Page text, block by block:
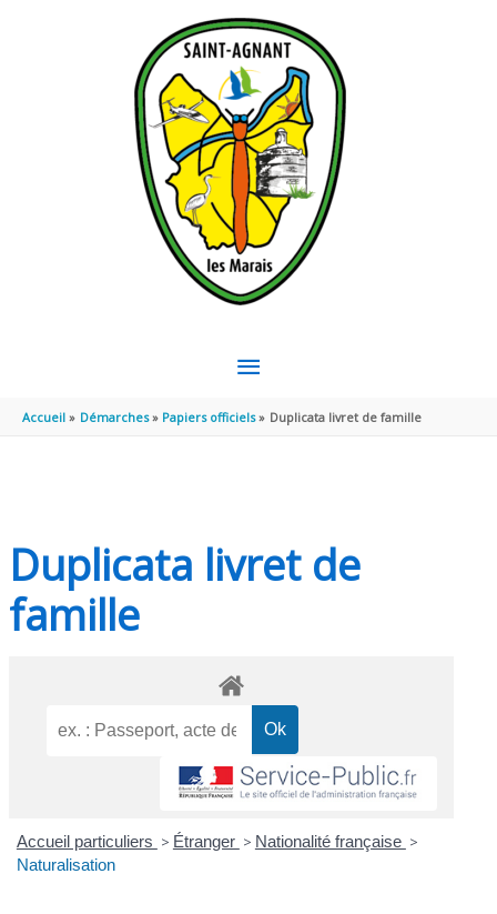
MENU
PRINCIPAL
Accueil Démarches Papiers officiels Duplicata livret de famille
Duplicata livret de
famille
Accueil particuliers > Étranger > Nationalité française >
Naturalisation